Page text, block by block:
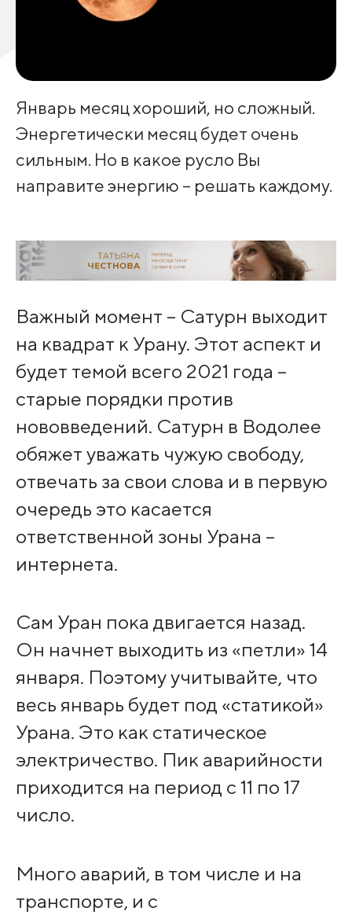
Январь месяц хороший, но сложный. ⁣
Энергетически месяц будет очень
сильным. Но в какое русло Вы
направите энергию – решать каждому. ⁣
Важный момент – Сатурн выходит
на квадрат к Урану. Этот аспект и
будет темой всего 2021 года –
старые порядки против
нововведений. Сатурн в Водолее
обяжет уважать чужую свободу,
отвечать за свои слова и в первую
очередь это касается
ответственной зоны Урана –
интернета.
Сам Уран пока двигается назад.
Он начнет выходить из «петли» 14
января. Поэтому учитывайте, что
весь январь будет под «статикой»
Урана. Это как статическое
электричество. Пик аварийности
приходится на период с 11 по 17
число.
Много аварий, в том числе и на
транспорте, и с